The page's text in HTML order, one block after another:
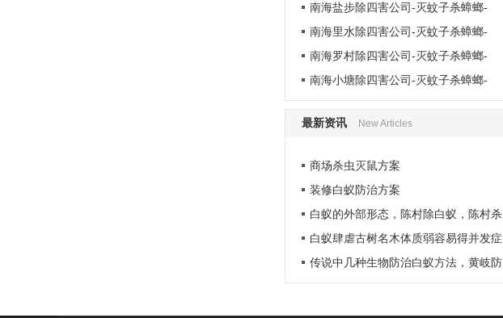
南海盐步除四害公司-灭蚊子杀蟑螂-
南海里水除四害公司-灭蚊子杀蟑螂-
南海罗村除四害公司-灭蚊子杀蟑螂-
南海小塘除四害公司-灭蚊子杀蟑螂-
最新资讯 New Articles
商场杀虫灭鼠方案
装修白蚁防治方案
白蚁的外部形态，陈村除白蚁，陈村杀
白蚁肆虐古树名木体质弱容易得并发症
传说中几种生物防治白蚁方法，黄岐防